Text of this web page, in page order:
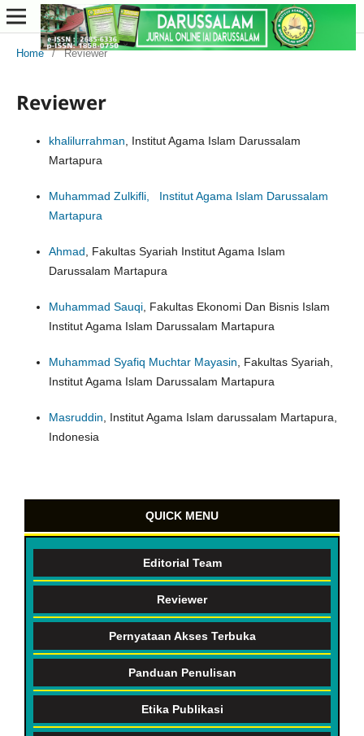
Home / Reviewer
Reviewer
khalilurrahman , Institut Agama Islam Darussalam
Martapura
Muhammad Zulkifli, Institut Agama Islam Darussalam
Martapura
Ahmad , Fakultas Syariah Institut Agama Islam
Darussalam Martapura
Muhammad Sauqi, Fakultas Ekonomi Dan Bisnis Islam
Institut Agama Islam Darussalam Martapura
Muhammad Syafiq Muchtar Mayasin , Fakultas Syariah,
Institut Agama Islam Darussalam Martapura
Masruddin , Institut Agama Islam darussalam Martapura,
Indonesia
QUICK MENU
Editorial Team
Reviewer
Pernyataan Akses Terbuka
Panduan Penulisan
Etika Publikasi